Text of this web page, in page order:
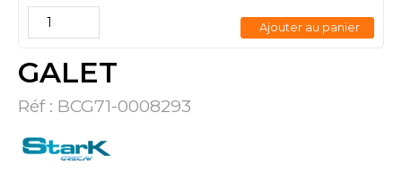
GALET
Réf : BCG71-0008293
Ajouter au panier